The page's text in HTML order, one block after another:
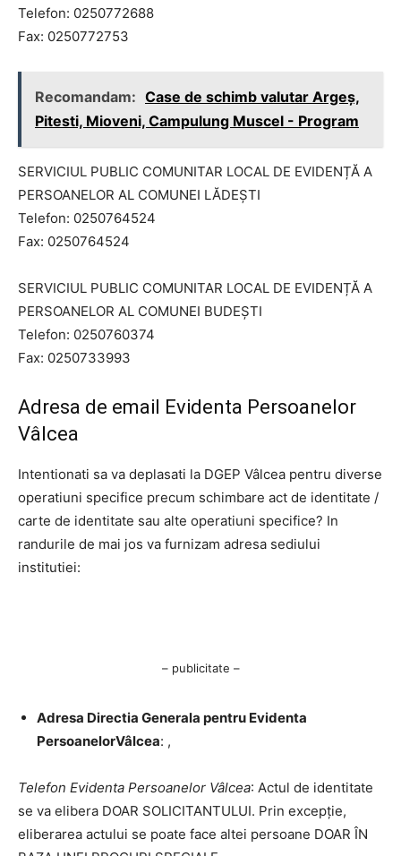
Telefon: 0250772688
Fax: 0250772753
Recomandam: Case de schimb valutar Argeș,
Pitesti, Mioveni, Campulung Muscel - Program
SERVICIUL PUBLIC COMUNITAR LOCAL DE EVIDENȚĂ A
PERSOANELOR AL COMUNEI LĂDEȘTI
Telefon: 0250764524
Fax: 0250764524
SERVICIUL PUBLIC COMUNITAR LOCAL DE EVIDENȚĂ A
PERSOANELOR AL COMUNEI BUDEȘTI
Telefon: 0250760374
Fax: 0250733993
Adresa de email Evidenta Persoanelor
Vâlcea
Intentionati sa va deplasati la DGEP Vâlcea pentru diverse
operatiuni specifice precum schimbare act de identitate /
carte de identitate sau alte operatiuni specifice? In
randurile de mai jos va furnizam adresa sediului
institutiei:
– publicitate –
Adresa Directia Generala pentru Evidenta
PersoanelorVâlcea: ,
Telefon Evidenta Persoanelor Vâlcea: Actul de identitate
se va elibera DOAR SOLICITANTULUI. Prin excepție,
eliberarea actului se poate face altei persoane DOAR ÎN